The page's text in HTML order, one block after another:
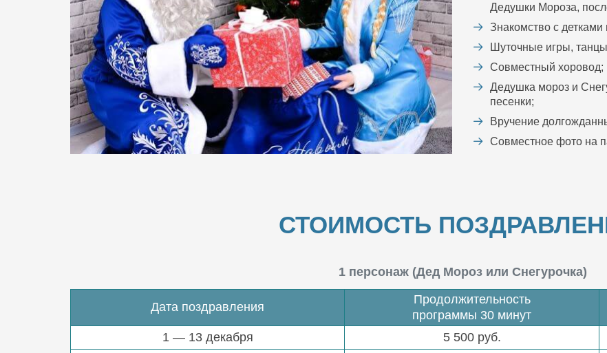
Дедушки Мороза,
Знакомство с детками
Шуточные игры,
Совместный хоровод;
Дедушка мороз и
песенки;
Вручение
Совместное фото на
СТОИМОСТЬ
1 персонаж (Дед Мороз или Снегурочка)
Дата поздравления
Продолжительность
программы 30 минут
1 — 13 декабря
5 500 руб.